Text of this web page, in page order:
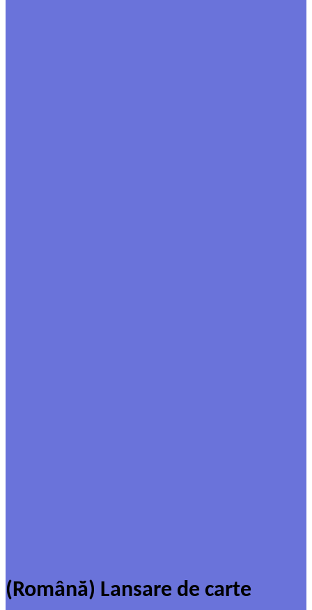
(Română) Lansare de carte